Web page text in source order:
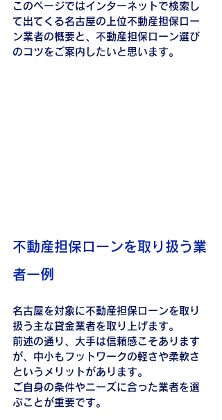
このページではインターネットで検索し
て出てくる名古屋の上位不動産担保ロー
ン業者の概要と、不動産担保ローン選び
のコツをご案内したいと思います。
不動産担保ローンを取り扱う業
者一例
名古屋を対象に不動産担保ローンを取り
扱う主な貸金業者を取り上げます。
前述の通り、大手は信頼感こそあります
が、中小もフットワークの軽さや柔軟さ
というメリットがあります。
ご自身の条件やニーズに合った業者を選
ぶことが重要です。